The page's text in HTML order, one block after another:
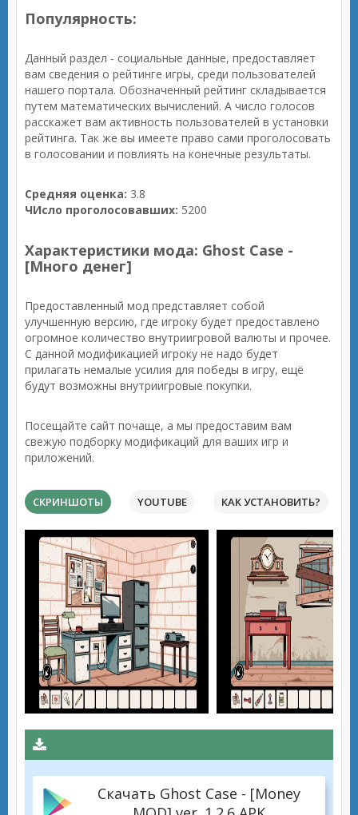
Популярность:
Данный раздел - социальные данные, предоставляет
вам сведения о рейтинге игры, среди пользователей
нашего портала. Обозначенный рейтинг складывается
путем математических вычислений. А число голосов
расскажет вам активность пользователей в установки
рейтинга. Так же вы имеете право сами проголосовать
в голосовании и повлиять на конечные результаты.
Средняя оценка: 3.8
ЧИсло проголосовавших: 5200
Характеристики мода: Ghost Case -
[Много денег]
Предоставленный мод представляет собой
улучшенную версию, где игроку будет предоставлено
огромное количество внутриигровой валюты и прочее.
С данной модификацией игроку не надо будет
прилагать немалые усилия для победы в игру, ещё
будут возможны внутриигровые покупки.
Посещайте сайт почаще, а мы предоставим вам
свежую подборку модификаций для ваших игр и
приложений.
СКРИНШОТЫ YOUTUBE КАК УСТАНОВИТЬ?
Скачать Ghost Case - [Money